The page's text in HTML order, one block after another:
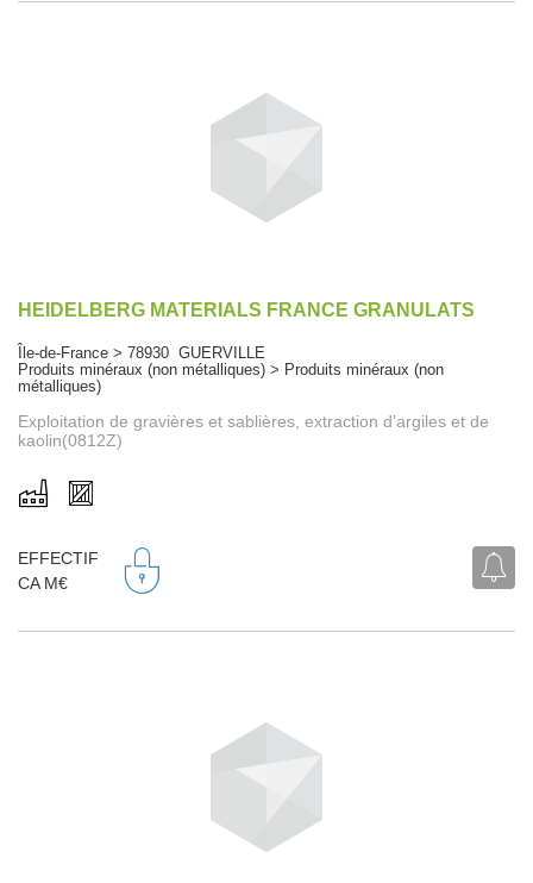
HEIDELBERG MATERIALS FRANCE GRANULATS
Île-de-France > 78930 GUERVILLE
Produits minéraux (non métalliques) > Produits minéraux (non
métalliques)
Exploitation de gravières et sablières, extraction d’argiles et de
kaolin(0812Z)
EFFECTIF
CA M€